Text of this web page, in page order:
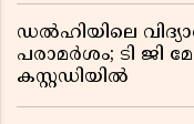
ഡൽഹിയിലെ
പരാമർശം; ടി
കസ്റ്റഡിയിൽ